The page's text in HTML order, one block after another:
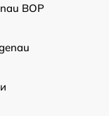
BOP